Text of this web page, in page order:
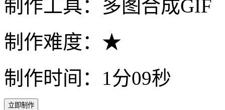
制作时间：1分09秒
立即制作